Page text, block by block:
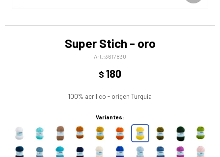
Super Stich - oro
3617830
$ 180
100% acrilico - origen Turquia
Variantes: